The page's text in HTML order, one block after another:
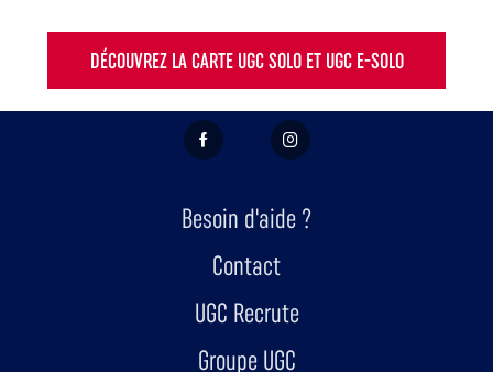
DÉCOUVREZ LA CARTE UGC SOLO ET UGC E-SOLO
FACEBOOK INSTAGRAM
Besoin d'aide ?
Contact
UGC Recrute
Groupe UGC